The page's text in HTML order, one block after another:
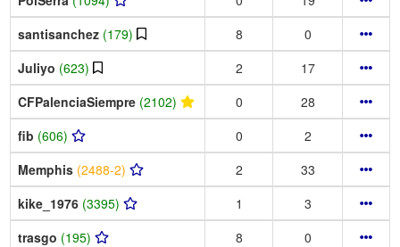
santisanchez (179) 8
0
Juliyo (623) 2
17
CFPalenciaSiempre (2102) 0
28
fib (606) 0
2
Memphis (2488-2) 2
33
kike_1976 (3395) 1
3
trasgo (195) 8
0